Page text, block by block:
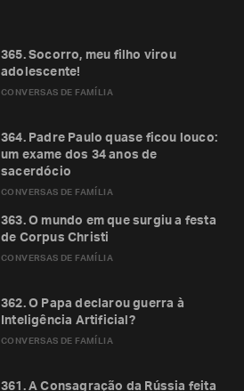
CONVERSAS DE FAMÍLIA
365. Socorro, meu filho virou
adolescente!
CONVERSAS DE FAMÍLIA
364. Padre Paulo quase ficou louco:
um exame dos 34 anos de
sacerdócio
CONVERSAS DE FAMÍLIA
363. O mundo em que surgiu a festa
de Corpus Christi
CONVERSAS DE FAMÍLIA
362. O Papa declarou guerra à
Inteligência Artificial?
361. A Consagração da Rússia feita